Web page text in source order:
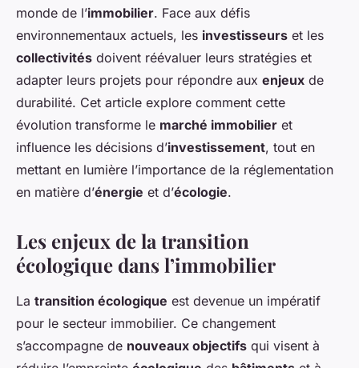
monde de l’immobilier. Face aux défis
environnementaux actuels, les investisseurs et les
collectivités doivent réévaluer leurs stratégies et
adapter leurs projets pour répondre aux enjeux de
durabilité. Cet article explore comment cette
évolution transforme le marché immobilier et
influence les décisions d’investissement, tout en
mettant en lumière l’importance de la réglementation
en matière d’énergie et d’écologie.
Les enjeux de la transition
écologique dans l’immobilier
La transition écologique est devenue un impératif
pour le secteur immobilier. Ce changement
s’accompagne de nouveaux objectifs qui visent à